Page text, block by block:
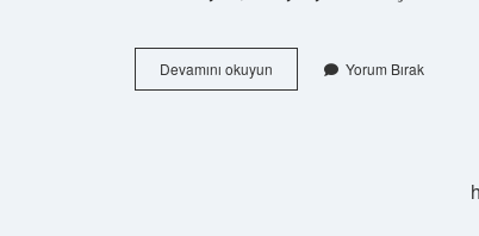
Devamını okuyun
Ne
Yorum Bırak